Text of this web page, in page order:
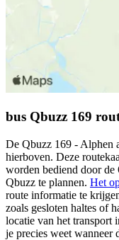
bus Qbuzz 169
De Qbuzz 169 - Alphen
hierboven. Deze
worden bediend door de
Qbuzz te plannen. Het
route informatie te
zoals gesloten haltes of
locatie van het transport
je precies weet wanneer